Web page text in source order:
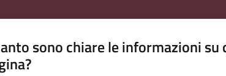
sono chiare le informazioni su